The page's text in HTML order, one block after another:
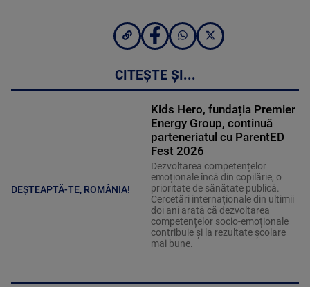
CITEȘTE ȘI...
DEȘTEAPTĂ-TE, ROMÂNIA!
Kids Hero, fundația Premier
Energy Group, continuă
parteneriatul cu ParentED
Fest 2026
Dezvoltarea competențelor
emoționale încă din copilărie, o
prioritate de sănătate publică.
Cercetări internaționale din ultimii
doi ani arată că dezvoltarea
competențelor socio-emoționale
contribuie și la rezultate școlare
mai bune.